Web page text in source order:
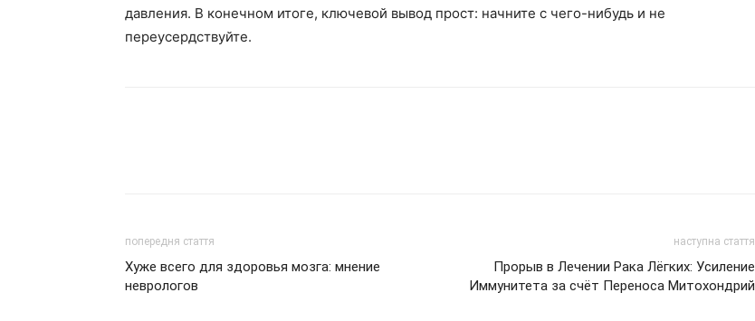
давления. В конечном итоге, ключевой вывод прост: начните с чего-нибудь и не
переусердствуйте.
попередня стаття
Хуже всего для здоровья мозга: мнение
неврологов
наступна стаття
Прорыв в Лечении Рака Лёгких: Усиление
Иммунитета за счёт Переноса Митохондрий